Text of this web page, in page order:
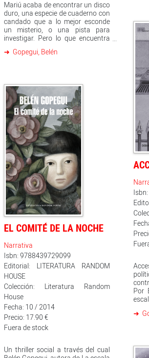
Mariú acaba de encontrar un disco
duro, una especie de cuaderno con
candado que a lo mejor esconde
un misterio, o una pista para
investigar. Pero lo que encuentra
enfrentarse a las cosas
es. Pero antes tiene que resolver
algo más importante; tan
importante como la crisis mundial
y la lluvia ácida: Kyra, su mejor
amiga, está enfadada con ella, y lo
peor de todo es que se va a vivir a
Brasil porque sus padres no tienen
trabajo en España, y Mariú no
puede hacer nada para evitarlo, y
para eso no sirven los cinco pasos,
aunque a lo mejor detrás de ellos
hay un amigo dispuesto a ayudar.
Gopegui, Belén
Por
EL COMITÉ DE LA NOCHE
Narrativa
Isbn: 9788439729099
Editorial: LITERATURA RANDOM
HOUSE
Colección: Literatura Random
House
Fecha: 10 / 2014
Precio: 17.90 €
Fuera de stock
Un thriller social a través del cual